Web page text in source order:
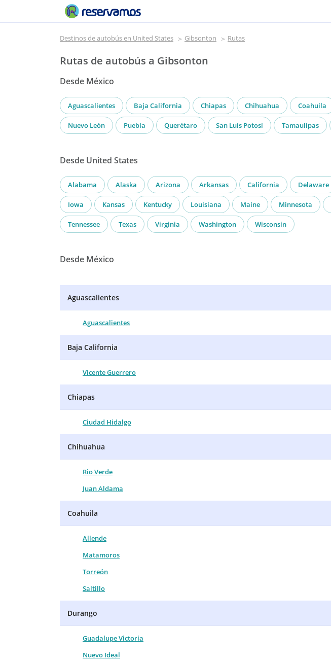
Destinos de autobús en United States Gibsonton Rutas
Rutas de autobús a Gibsonton
Desde México
Aguascalientes Baja California Chiapas Chihuahua Coahuila
Nuevo León Puebla Querétaro San Luis Potosí Tamaulipas
Desde United States
Alabama Alaska Arizona Arkansas California Delaware
Iowa Kansas Kentucky Louisiana Maine Minnesota
Tennessee Texas Virginia Washington Wisconsin
Desde México
Aguascalientes
Aguascalientes
Baja California
Vicente Guerrero
Chiapas
Ciudad Hidalgo
Chihuahua
Rio Verde
Juan Aldama
Coahuila
Allende
Matamoros
Torreón
Saltillo
Durango
Guadalupe Victoria
Nuevo Ideal